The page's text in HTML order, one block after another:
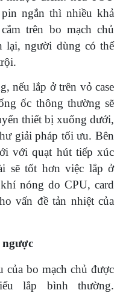
ngắn thì nhiều khả
trên bo mạch chủ
lại, người dùng có thể
nếu lắp ở trên vỏ case
ốc thông thường sẽ
thiết bị xuống dưới,
giải pháp tối ưu. Bên
với quạt hút tiếp xúc
sẽ tốt hơn việc lắp ở
nóng do CPU, card
vấn đề tản nhiệt của
ngược
của bo mạch chủ được
lắp bình thường.